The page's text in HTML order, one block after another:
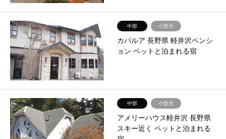
中部 小型犬
カパルア 長野県 軽井沢ペンシ
ョン ペットと泊まれる宿
中部 小型犬
アメリーハウス軽井沢 長野県
スキー近く ペットと泊まれる